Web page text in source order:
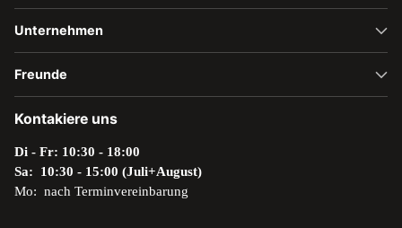
Unternehmen
Freunde
Kontakiere uns
Di - Fr: 10:30 - 18:00
Sa: 10:30 - 15:00 (Juli+August)
Mo: nach Terminvereinbarung